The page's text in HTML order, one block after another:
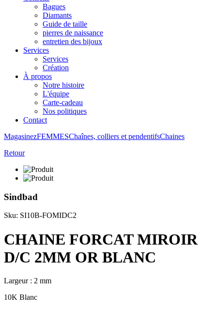
Bagues
Diamants
Guide de taille
pierres de naissance
entretien des bijoux
Services
Services
Création
À propos
Notre histoire
L'équipe
Carte-cadeau
Nos politiques
Contact
MagasinezFEMMESChaînes, colliers et pendentifsChaines
Retour
Sindbad
Sku: SI10B-FOMIDC2
CHAINE FORCAT MIROIR
D/C 2MM OR BLANC
Largeur : 2 mm
10K Blanc